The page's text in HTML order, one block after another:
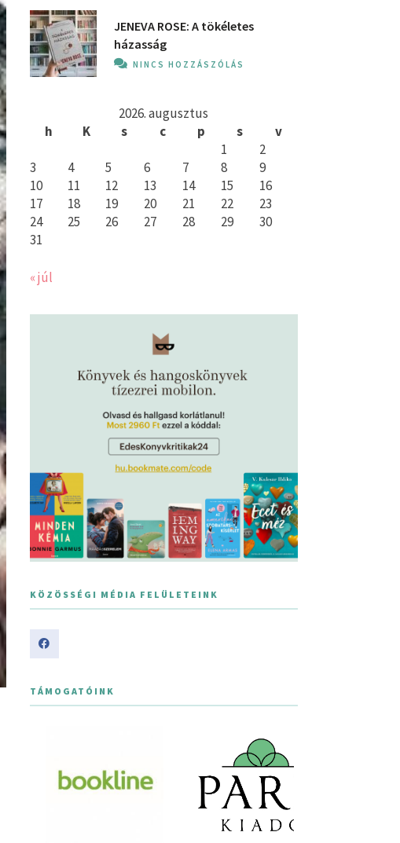
JENEVA ROSE: A ​tökéletes
házasság
NINCS HOZZÁSZÓLÁS
2026. augusztus
h
K s c p s
v
1
2
3
4 5 6 7 8
9
10
11 12 13 14 15
16
17
18 19 20 21 22
23
24
25 26 27 28 29
30
31
« júl
KÖZÖSSÉGI MÉDIA FELÜLETEINK
TÁMOGATÓINK